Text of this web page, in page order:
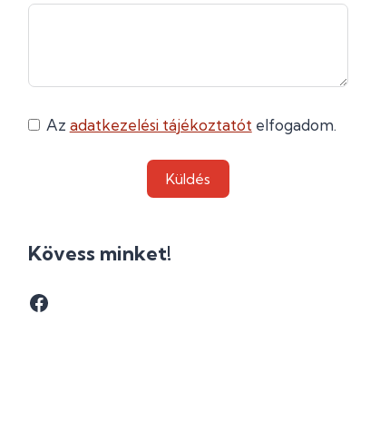
Az adatkezelési tájékoztatót elfogadom.
Küldés
Kövess minket!
Facebook